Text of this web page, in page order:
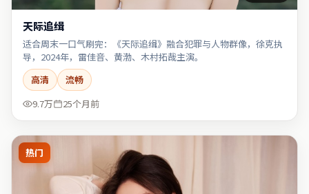
天际追缉
适合周末一口气刷完：《天际追缉》融合犯罪与人物群像，徐克执
导，2024年，雷佳音、黄渤、木村拓哉主演。
高清
流畅
9.7万
25个月前
热门